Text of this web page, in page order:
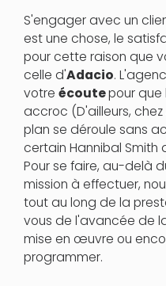
S'engager avec un
est une chose, le
pour cette raison que
celle d'Adacio.
votre écoutepour que
accroc (D'ailleurs,
plan se déroule sans
certain Hannibal Smith
Pour se faire, au-delà
mission à effectuer,
tout au long de la
vous de l'avancée de
mise en œuvre ou
programmer.